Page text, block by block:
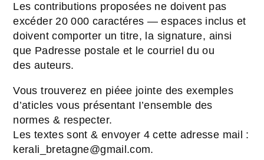
Les contributions proposées ne doivent pas
excéder 20 000 caractéres — espaces inclus et
doivent comporter un titre, la signature, ainsi
que Padresse postale et le courriel du ou
des auteurs.
Vous trouverez en piéee jointe des exemples
d’aticles vous présentant I’ensemble des
normes & respecter.
Les textes sont & envoyer 4 cette adresse mail :
kerali_bretagne@gmail.com.